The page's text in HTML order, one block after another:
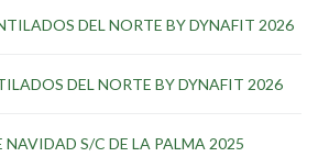
DEL NORTE BY DYNAFIT 2026
DEL NORTE BY DYNAFIT 2026
NAVIDAD S/C DE LA PALMA 2025